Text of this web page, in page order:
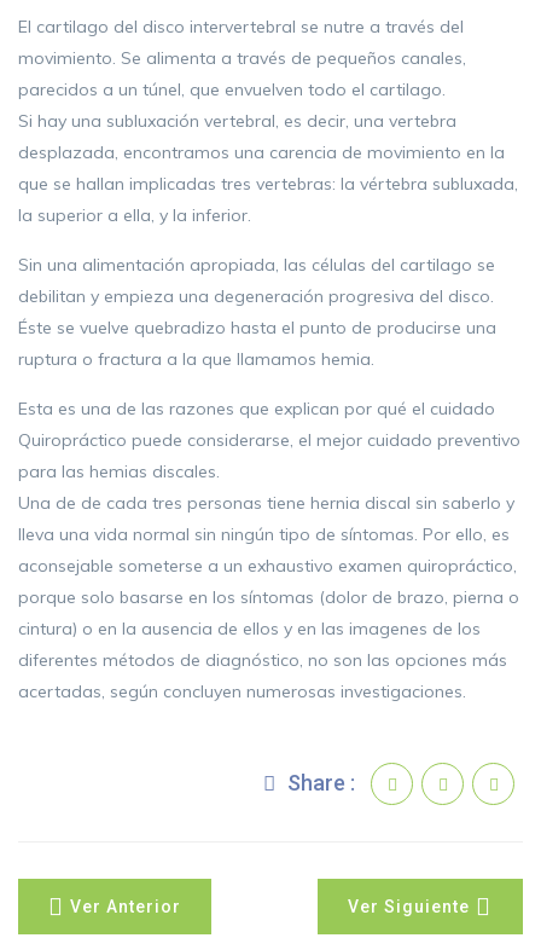
El cartilago del disco intervertebral se nutre a través del
movimiento. Se alimenta a través de pequeños canales,
parecidos a un túnel, que envuelven todo el cartilago.
Si hay una subluxación vertebral, es decir, una vertebra
desplazada, encontramos una carencia de movimiento en la
que se hallan implicadas tres vertebras: la vértebra subluxada,
la superior a ella, y la inferior.
Sin una alimentación apropiada, las células del cartilago se
debilitan y empieza una degeneración progresiva del disco.
Éste se vuelve quebradizo hasta el punto de producirse una
ruptura o fractura a la que llamamos hemia.
Esta es una de las razones que explican por qué el cuidado
Quiropráctico puede considerarse, el mejor cuidado preventivo
para las hemias discales.
Una de de cada tres personas tiene hernia discal sin saberlo y
lleva una vida normal sin ningún tipo de síntomas. Por ello, es
aconsejable someterse a un exhaustivo examen quiropráctico,
porque solo basarse en los síntomas (dolor de brazo, pierna o
cintura) o en la ausencia de ellos y en las imagenes de los
diferentes métodos de diagnóstico, no son las opciones más
acertadas, según concluyen numerosas investigaciones.
Share :
Ver Anterior Ver Siguiente